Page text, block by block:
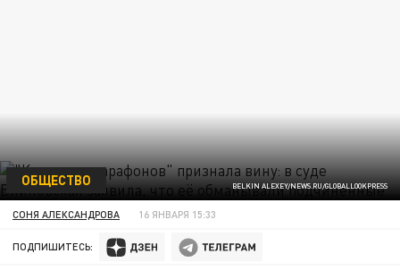
BELKIN ALEXEY/NEWS.RU/GLOBALLOOKPRESS
ОБЩЕСТВО
СОНЯ АЛЕКСАНДРОВА 16 ЯНВАРЯ 15:33
ПОДПИШИТЕСЬ: